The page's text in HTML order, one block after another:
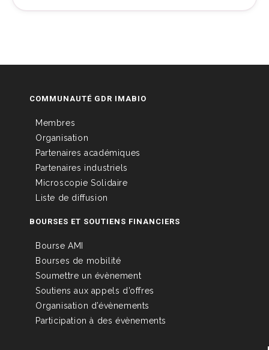
COMMUNAUTÉ GDR IMABIO
Membres
Organisation
Partenaires académiques
Partenaires industriels
Microscopie Solidaire
Liste de diffusion
BOURSES ET SOUTIENS FINANCIERS
Bourse AMI
Bourses de mobilité
Soumettre un évènement
Soutiens aux appels d’offres
Organisation d’évènements
Participation à des évènements